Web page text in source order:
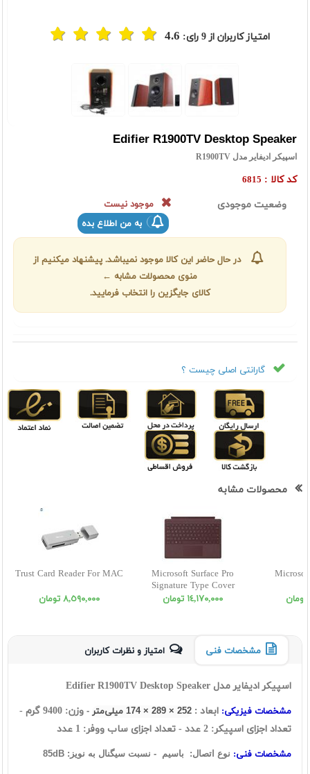
امتیاز کاربران از9 رای: 4.6
Edifier R1900TV Desktop Speaker
اسپيکر ادیفایر مدل R1900TV
کد کالا : 6815
وضعیت موجودی
موجود نیست
به من اطلاع بده
در حال حاضر این کالا موجود نمیباشد. پیشنهاد میکنیم از
منوی محصولات مشابه ←
کالای جایگزین را انتخاب فرمایید.
گارانتی اصلی چیست ؟
محصولات مشابه
Trust Card Reader For MAC
٨,٥٩٠,٠٠٠ تومان
Microsoft Surface Pro
Signature Type Cover
١٤,١٧٠,٠٠٠ تومان
مشخصات فنی امتیاز و نظرات کاربران
اسپيکر ادیفایر مدل Edifier R1900TV Desktop Speaker
مشخصات فیزیکی: ابعاد : 252 × 289 × 174 میلی‌متر -
وزن: 9400 گرم -
تعداد اجزای اسپیکر: 2 عدد - تعداد اجزای ساب ووفر: 1 عدد
مشخصات فنی: نوع اتصال: باسیم - نسبت سیگنال به نویز: 85dB